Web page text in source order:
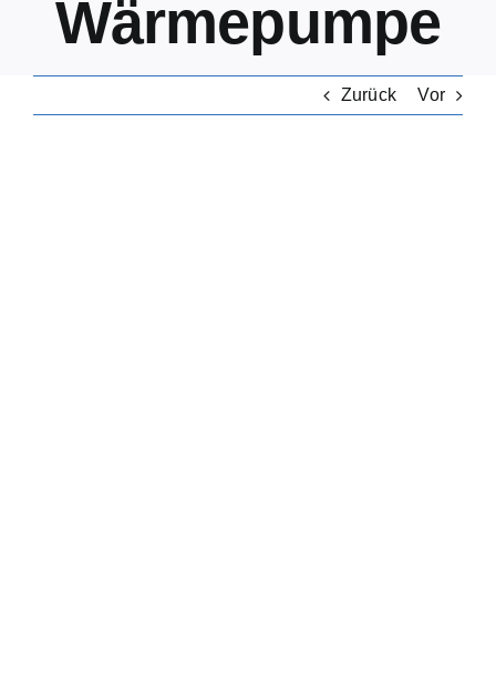
Wärmepumpe
Zurück Vor